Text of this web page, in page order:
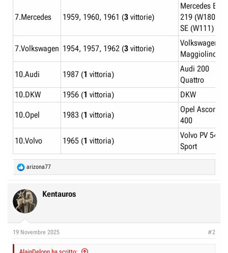
7.Mercedes 1959, 1960, 1961 (3 vittorie)
Mercedes Benz
219 (W180),
SE (W111)
7.Volkswagen 1954, 1957, 1962 (3 vittorie)
Volkswagen
Maggiolino
10.Audi 1987 (1 vittoria)
Audi 200
Quattro
10.DKW
1956 (1 vittoria) DKW
10.Opel 1983 (1 vittoria)
Opel Ascona
400
10.Volvo 1965 (1 vittoria)
Volvo PV 544
Sport
R
e
c
t
i
s
arizona77
Kentauros
19 Novembre 2025 #2